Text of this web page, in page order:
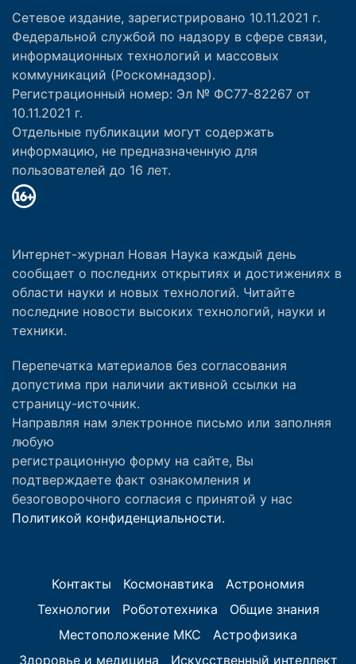
Сетевое издание, зарегистрировано 10.11.2021 г.
Федеральной службой по надзору в сфере связи,
информационных технологий и массовых
коммуникаций (Роскомнадзор).
Регистрационный номер: Эл № ФС77-82267 от
10.11.2021 г.
Отдельные публикации могут содержать
информацию, не предназначенную для
пользователей до 16 лет.
Интернет-журнал Новая Наука каждый день
сообщает о последних открытиях и достижениях в
области науки и новых технологий. Читайте
последние новости высоких технологий, науки и
техники.
Перепечатка материалов без согласования
допустима при наличии активной ссылки на
страницу-источник.
Направляя нам электронное письмо или заполняя
любую
регистрационную форму на сайте, Вы
подтверждаете факт ознакомления и
безоговорочного согласия с принятой у нас
Политикой конфиденциальности.
Контакты Космонавтика
Астрономия
Технологии
Робототехника
Общие знания
Местоположение МКС
Астрофизика
Здоровье и медицина
Искусственный интеллект